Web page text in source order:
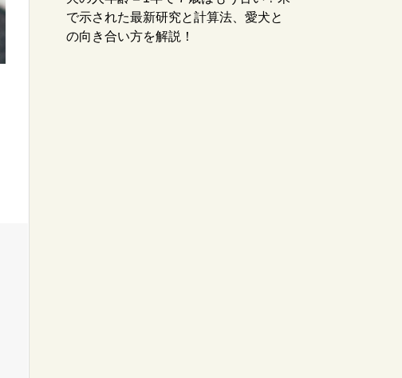
で示された最新研究と計算法、愛犬と
の向き合い方を解説！